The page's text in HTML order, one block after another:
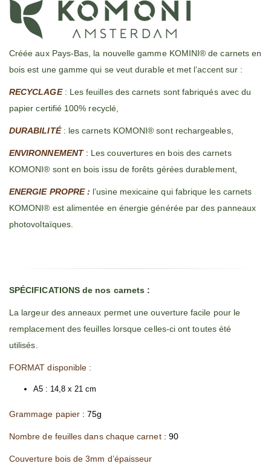
Créée aux Pays-Bas, la nouvelle gamme KOMINI® de carnets en
bois est une gamme qui se veut durable et met l’accent sur :
RECYCLAGE: Les feuilles des carnets sont fabriqués avec du
papier certifié 100% recyclé,
DURABILITÉ: les carnets KOMONI® sont rechargeables,
ENVIRONNEMENT: Les couvertures en bois des carnets
KOMONI® sont en bois issu de forêts gérées durablement,
ENERGIE PROPRE : l’usine mexicaine qui fabrique les carnets
KOMONI® est alimentée en énergie générée par des panneaux
photovoltaïques.
SPÉCIFICATIONS de nos carnets :
La largeur des anneaux permet une ouverture facile pour le
remplacement des feuilles lorsque celles-ci ont toutes été
utilisés.
FORMAT disponible :
A5 : 14,8 x 21 cm
Grammage papier : 75g
Nombre de feuilles dans chaque carnet: 90
Couverture bois de 3mm d’épaisseur